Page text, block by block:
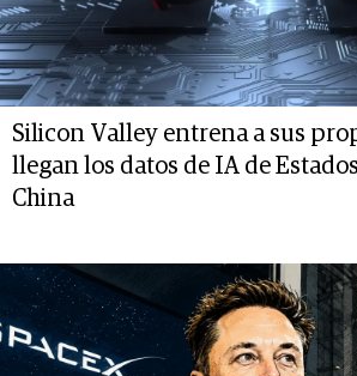
Silicon Valley entrena a sus
llegan los datos de IA de
China